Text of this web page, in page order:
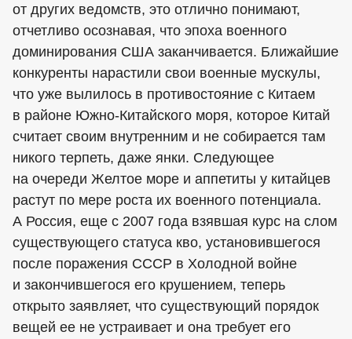
от других ведомств, это отлично понимают,
отчетливо осознавая, что эпоха военного
доминирования США заканчивается. Ближайшие
конкуренты нарастили свои военные мускулы,
что уже вылилось в противостояние с Китаем
в районе Южно-Китайского моря, которое Китай
считает своим внутренним и не собирается там
никого терпеть, даже янки. Следующее
на очереди Желтое море и аппетиты у китайцев
растут по мере роста их военного потенциала.
А Россия, еще с 2007 года взявшая курс на слом
существующего статуса кво, установившегося
после поражения СССР в Холодной войне
и закончившегося его крушением, теперь
открыто заявляет, что существующий порядок
вещей ее не устраивает и она требует его